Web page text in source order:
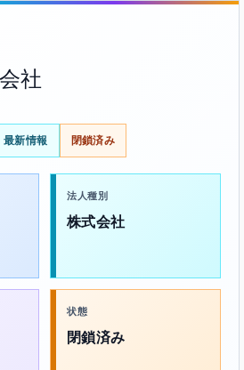
社
最新情報 閉鎖済み
法人種別
株式会社
状態
閉鎖済み